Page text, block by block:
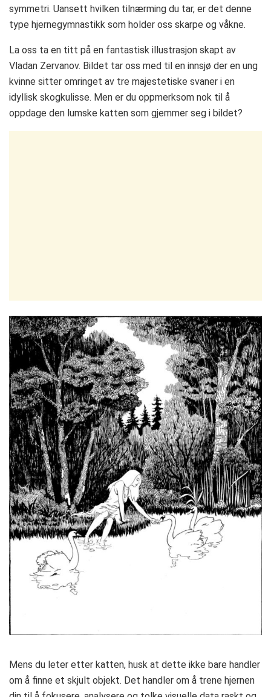
symmetri. Uansett hvilken tilnærming du tar, er det denne
type hjernegymnastikk som holder oss skarpe og våkne.
La oss ta en titt på en fantastisk illustrasjon skapt av
Vladan Zervanov. Bildet tar oss med til en innsjø der en ung
kvinne sitter omringet av tre majestetiske svaner i en
idyllisk skogkulisse. Men er du oppmerksom nok til å
oppdage den lumske katten som gjemmer seg i bildet?
Mens du leter etter katten, husk at dette ikke bare handler
om å finne et skjult objekt. Det handler om å trene hjernen